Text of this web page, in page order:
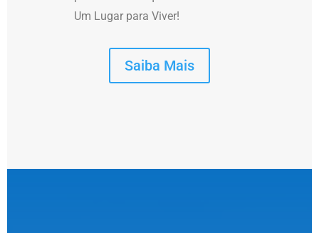
Um Lugar para Viver!
Saiba Mais